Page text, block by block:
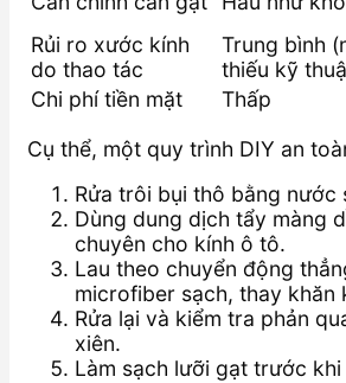
Rủi ro xước kính
do thao tác
Trung bình
thiếu kỹ
Chi phí tiền mặt
Thấp
Cụ thể, một quy trình DIY an
Rửa trôi bụi thô bằng nước
Dùng dung dịch tẩy màng
chuyên cho kính ô tô.
Lau theo chuyển động
microfiber sạch, thay khăn
Rửa lại và kiểm tra phản
xiên.
Làm sạch lưỡi gạt trước khi